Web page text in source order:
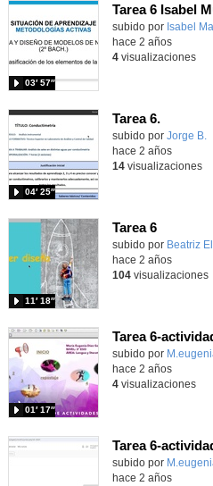
Tarea 6 Isabel
Contenido
subido por Isabel
03′ 57″
hace 2 años
4visualizaciones
Tarea 6.
Contenido educativo.
subido por Jorge B.
04′ 25″
hace 2 años
14visualizaciones
Tarea 6
Contenido
subido por Beatriz
11′ 18″
hace 2 años
104visualizaciones
Tarea 6-
Contenido
subido por
01′ 17″
hace 2 años
4visualizaciones
Tarea 6-
Contenido
subido por
hace 2 años